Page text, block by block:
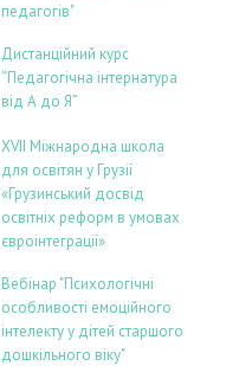
педагогів"
Дистанційний курс
“Педагогічна інтернатура
від А до Я”
ХVIІ Міжнародна школа
для освітян у Грузії
«Грузинський досвід
освітніх реформ в умовах
євроінтеграції»
Вебінар "Психологічні
особливості емоційного
інтелекту у дітей старшого
дошкільного віку"